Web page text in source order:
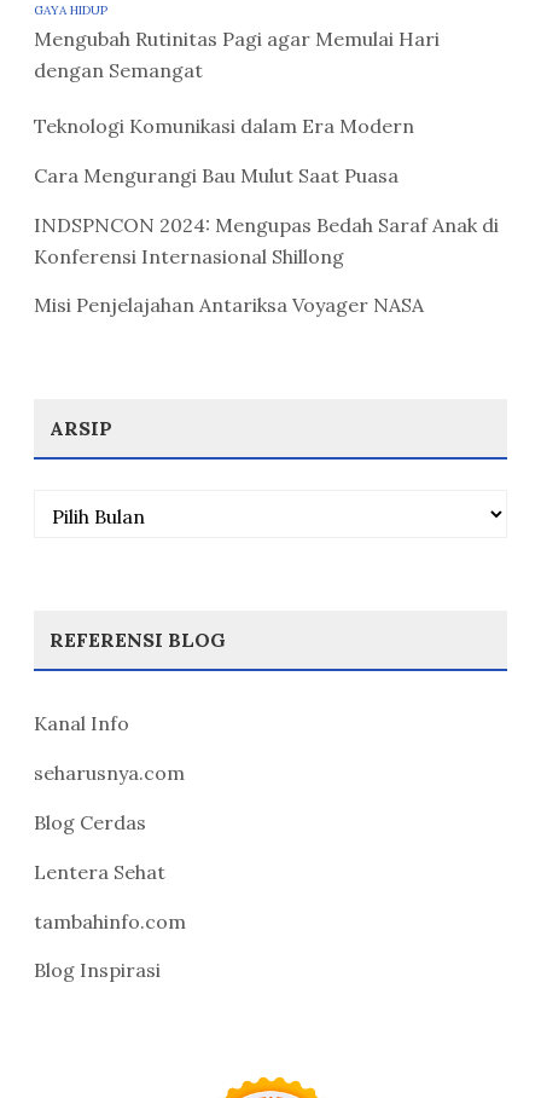
GAYA HIDUP
Mengubah Rutinitas Pagi agar Memulai Hari
dengan Semangat
Teknologi Komunikasi dalam Era Modern
Cara Mengurangi Bau Mulut Saat Puasa
INDSPNCON 2024: Mengupas Bedah Saraf Anak di
Konferensi Internasional Shillong
Misi Penjelajahan Antariksa Voyager NASA
ARSIP
Arsip
REFERENSI BLOG
Kanal Info
seharusnya.com
Blog Cerdas
Lentera Sehat
tambahinfo.com
Blog Inspirasi